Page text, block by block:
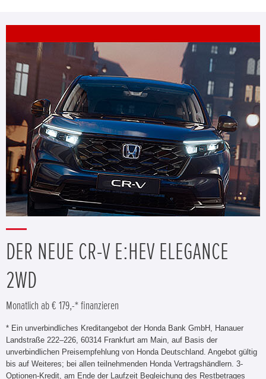
DER NEUE CR-V E:HEV ELEGANCE
2WD
Monatlich ab € 179,-* finanzieren
* Ein unverbindliches Kreditangebot der Honda Bank GmbH, Hanauer
Landstraße 222–226, 60314 Frankfurt am Main, auf Basis der
unverbindlichen Preisempfehlung von Honda Deutschland. Angebot gültig
bis auf Weiteres; bei allen teilnehmenden Honda Vertragshändlern. 3-
Optionen-Kredit, am Ende der Laufzeit Begleichung des Restbetrages